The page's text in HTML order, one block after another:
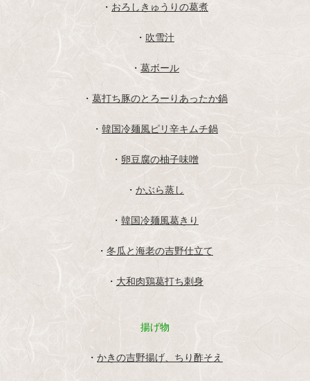
・ おろしきゅうりの葛煮
・ 吹雪汁
・ 葛ボール
・ 葛打ち豚のとろーりあったか鍋
・ 韓国冷麺風ピリ辛キムチ鍋
・ 卵豆腐の柚子味噌
・ かぶら蒸し
・ 韓国冷麺風葛きり
・ 冬瓜と海老の吉野仕立て
・ 大和肉鶏葛打ち刺身
揚げ物
・ かきの吉野揚げ、ちり酢そえ